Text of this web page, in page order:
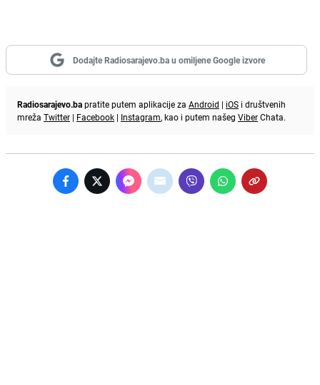
Dodajte Radiosarajevo.ba u omiljene Google izvore
Radiosarajevo.bapratite putem aplikacije za Android | iOS i društvenih
mreža Twitter | Facebook | Instagram, kao i putem našeg ViberChata.